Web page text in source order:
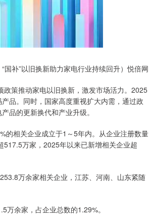
“国补”以旧换新助力家电行业持续回升）悦倍网
策推动家电以旧换新，激发市场活力。2025
品。同时，国家高度重视扩大内需，通过政
品的更新换代和产业升级。
的相关企业成立于1～5年内。从企业注册数量
万家，2025年以来已新增相关企业超
万余家相关企业，江苏、河南、山东紧随
万余家，占企业总数的1.29%。
14311.01